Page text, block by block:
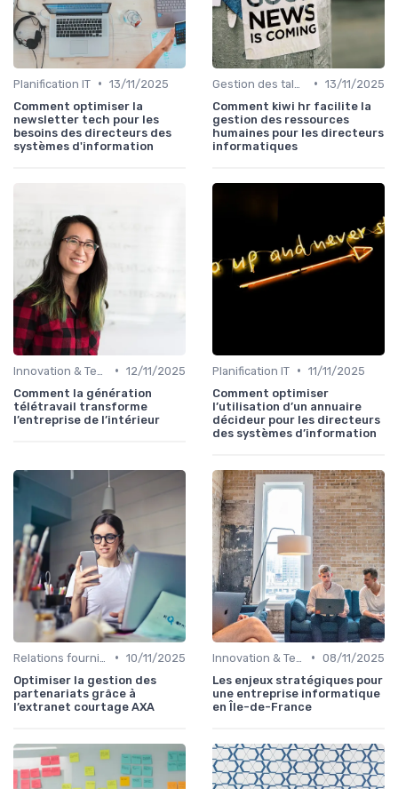
Planification IT • 13/11/2025
Comment optimiser la
newsletter tech pour les
besoins des directeurs des
systèmes d'information
• 13/11/2025
Comment kiwi hr facilite la
gestion des ressources
humaines pour les directeurs
informatiques
• 12/11/2025
Comment la génération
télétravail transforme
l’entreprise de l’intérieur
Planification IT • 11/11/2025
Comment optimiser
l’utilisation d’un annuaire
décideur pour les directeurs
des systèmes d’information
• 10/11/2025
Optimiser la gestion des
partenariats grâce à
l’extranet courtage AXA
• 08/11/2025
Les enjeux stratégiques pour
une entreprise informatique
en Île-de-France